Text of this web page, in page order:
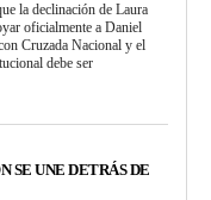
la declinación de Laura
oficialmente a Daniel
Cruzada Nacional y el
debe ser
SE UNE DETRÁS DE